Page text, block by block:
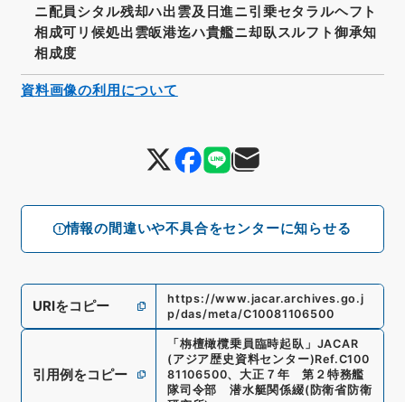
情報の間違いや不具合をセンターに知らせる
ニ配員シタル残却ハ出雲及日進ニ引乗セタラルヘフト
相成可リ候処出雲皈港迄ハ貴艦ニ却臥スルフト御承知
相成度
URIをコピー
https://www.jacar.archives.go.j
p/das/meta/C10081106500
引用例をコピー
「 栴檀橄欖乗員臨時起臥 」 JACAR
(アジア歴史資料センター)Ref.C100
81106500、大正７年 第２特務艦
隊司令部 潜水艇関係綴( 防衛省防衛
資料画像の利用について